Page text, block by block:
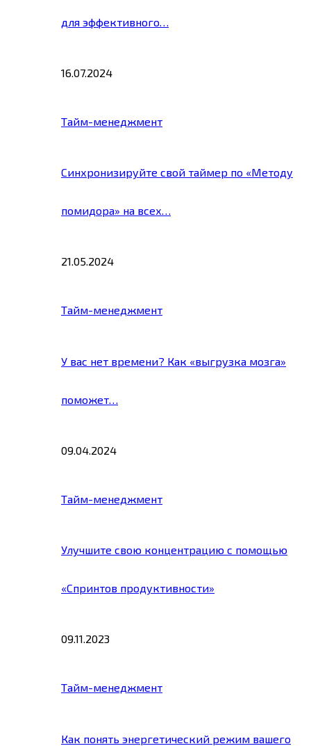
для эффективного…
16.07.2024
Тайм-менеджмент
Синхронизируйте свой таймер по «Методу
помидора» на всех…
21.05.2024
Тайм-менеджмент
У вас нет времени? Как «выгрузка мозга»
поможет…
09.04.2024
Тайм-менеджмент
Улучшите свою концентрацию с помощью
«Спринтов продуктивности»
09.11.2023
Тайм-менеджмент
Как понять энергетический режим вашего